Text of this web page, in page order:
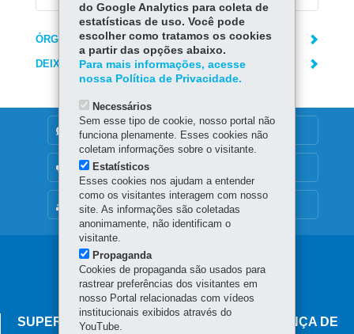
ÓRGÃO RESPONSÁVEL
DEIXE SUA OPINIÃO
MAPA DO SITE
DENUNCIE CORRUPÇÃO
OUVIDORIA
Navegação
principal
SUPERINTENDÊNCIA-GERAL DE GOVERNANÇA DE
do Google Analytics para coleta de
estatísticas de uso. Você pode
escolher como tratamos os cookies
a partir das opções abaixo.
Para mais informações, acesse
nossa Política de Privacidade.
Necessários
Sem esse tipo de cookie, nosso portal não
funciona plenamente. Esses cookies não
coletam informações sobre o visitante.
Estatísticos
Esses cookies nos ajudam a entender
como os visitantes interagem com nosso
site. As informações são coletadas
anonimamente, não identificam o
visitante.
Propaganda
Cookies de propaganda são usados para
rastrear preferências dos visitantes em
nosso Portal relacionadas com vídeos
institucionais exibidos através do
YouTube.